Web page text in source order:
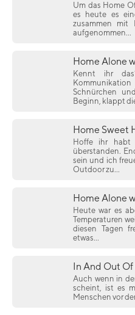
Um das Home
es heute es
zusammen mit
aufgenommen...
Home Alone
Kennt ihr
Schnürchen
Beginn, klappt
Home Sweet
Hoffe ihr habt
überstanden.
sein und ich
Outdoor zu...
Home Alone
Heute war es
Temperaturen
diesen Tagen
etwas...
In And Out
Auch wenn in
scheint, ist es
Menschen vor